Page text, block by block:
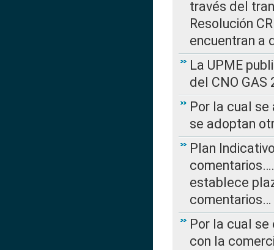
través del
Resolución
encuentran a
La UPME
del CNO
Por la cual
se adoptan
Plan
establece
comentarios…
Por la cual
con la